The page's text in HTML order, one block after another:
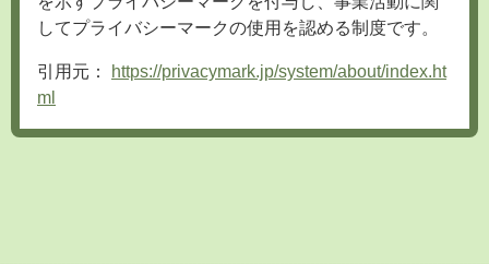
してプライバシーマークの使用を認める制度です。
ml